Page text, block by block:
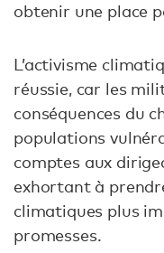
obtenir une place
L’activisme
réussie, car les
conséquences du
populations
comptes aux
exhortant à
climatiques plus
promesses.